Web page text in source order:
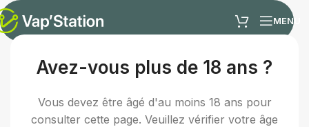
Avez-vous plus de 18 ans ?
Vous devez être âgé d'au moins 18 ans pour
consulter cette page. Veuillez vérifier votre âge
MENU
Accueil /E-liquides/Arômes concentrés DIY